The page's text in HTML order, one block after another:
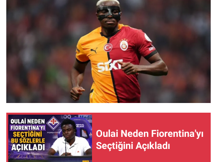
Oulai Neden Fiorentina'yı
Seçtiğini Açıkladı